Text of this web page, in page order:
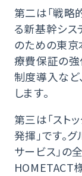
第二は「戦略
る新基幹シス
のための東京
療費保証の強
制度導入など
します。
第三は「スト
発揮」です。
サービス」の
HOMETACT